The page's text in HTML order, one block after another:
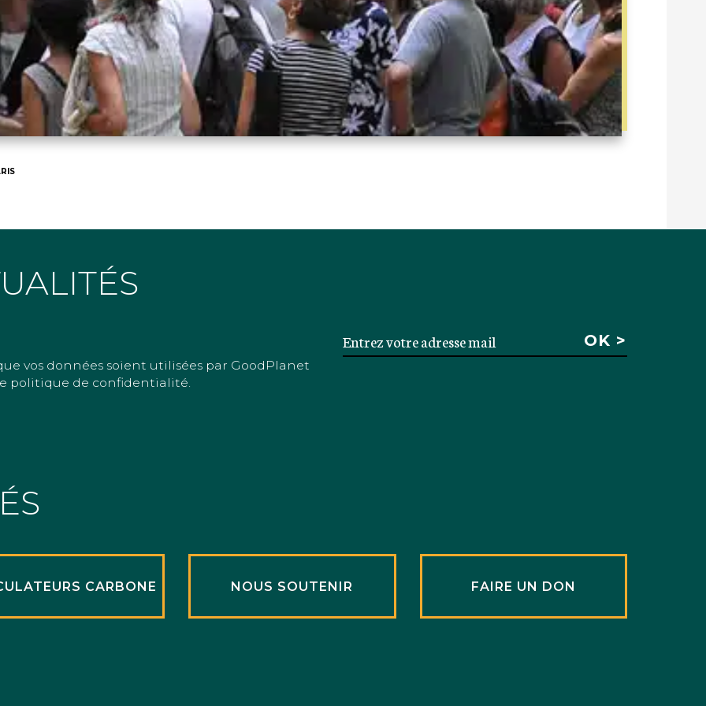
vos données soient utilisées par GoodPlanet
politique de confidentialité.
CARBONE NOUS SOUTENIR FAIRE UN DON